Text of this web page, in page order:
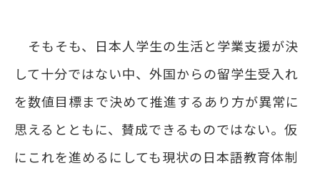
そもそも、日本人学生の生活と学業支援が決
して十分ではない中、外国からの留学生受入れ
を数値目標まで決めて推進するあり方が異常に
思えるとともに、賛成できるものではない。仮
にこれを進めるにしても現状の日本語教育体制